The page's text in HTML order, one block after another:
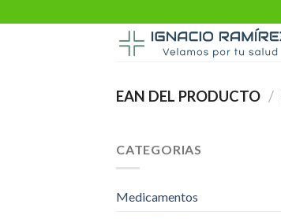
to
EAN DEL PRODUCTO /
CATEGORIAS
Medicamentos